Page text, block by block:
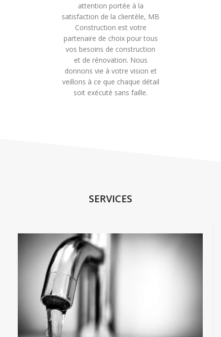
attention portée à la
satisfaction de la clientèle, MB
Construction est votre
partenaire de choix pour tous
vos besoins de construction
et de rénovation. Nous
donnons vie à votre vision et
veillons à ce que chaque détail
soit exécuté sans faille.
SERVICES